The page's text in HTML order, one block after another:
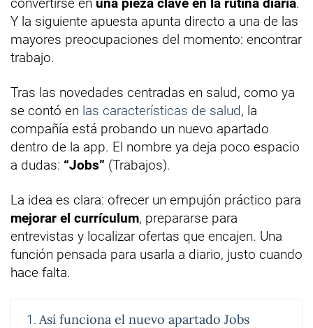
Y la siguiente apuesta apunta directo a una de las
mayores preocupaciones del momento: encontrar
trabajo.
Tras las novedades centradas en salud, como ya
se contó en las características de salud, la
compañía está probando un nuevo apartado
dentro de la app. El nombre ya deja poco espacio
a dudas: “Jobs” (Trabajos).
La idea es clara: ofrecer un empujón práctico para
mejorar el currículum, prepararse para
entrevistas y localizar ofertas que encajen. Una
función pensada para usarla a diario, justo cuando
hace falta.
Así funciona el nuevo apartado Jobs